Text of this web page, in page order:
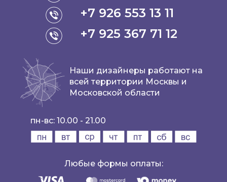
+7 926 553 13 11
+7 925 367 71 12
Наши дизайнеры работают на
всей территории Москвы и
Московской области
пн-вс: 10.00 - 21.00
Любые формы оплаты: